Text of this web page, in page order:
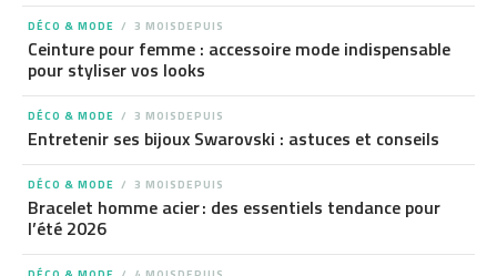
DÉCO & MODE 3 MOISDEPUIS
Ceinture pour femme : accessoire mode indispensable
pour styliser vos looks
DÉCO & MODE 3 MOISDEPUIS
Entretenir ses bijoux Swarovski : astuces et conseils
DÉCO & MODE 3 MOISDEPUIS
Bracelet homme acier : des essentiels tendance pour
l’été 2026